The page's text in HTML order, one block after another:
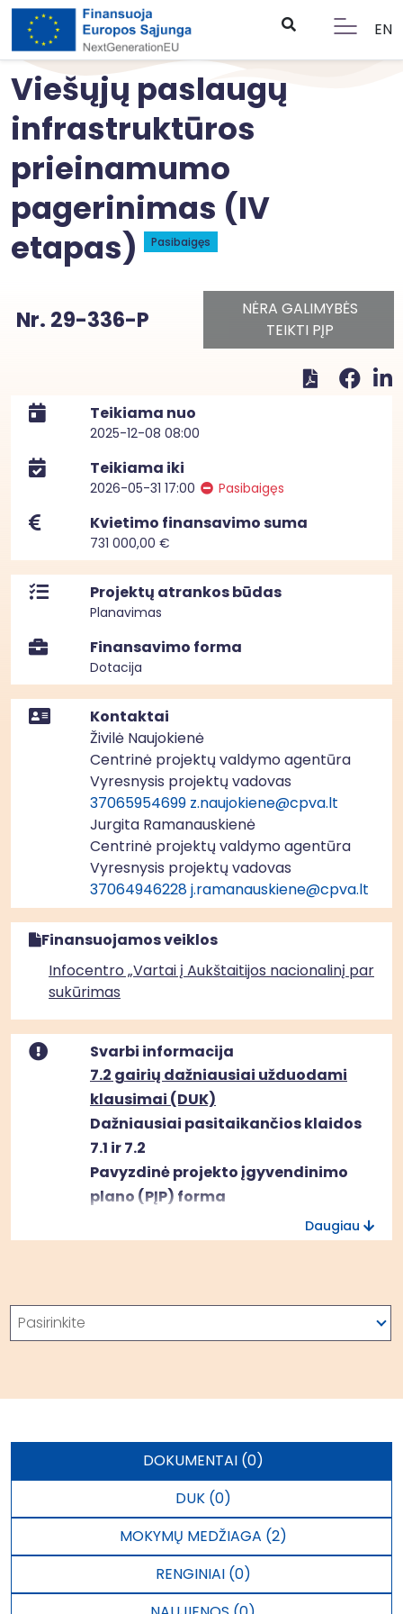
EN
Viešųjų paslaugų
infrastruktūros
prieinamumo
pagerinimas (IV
etapas)
Pasibaigęs
Nr. 29-336-P
NĖRA GALIMYBĖS
TEIKTI PĮP
Teikiama nuo
2025-12-08 08:00
Teikiama iki
2026-05-31 17:00 Pasibaigęs
Kvietimo finansavimo suma
731 000,00 €
Projektų atrankos būdas
Planavimas
Finansavimo forma
Dotacija
Kontaktai
Živilė Naujokienė
Centrinė projektų valdymo agentūra
Vyresnysis projektų vadovas
37065954699 z.naujokiene@cpva.lt
Jurgita Ramanauskienė
Centrinė projektų valdymo agentūra
Vyresnysis projektų vadovas
37064946228j.ramanauskiene@cpva.lt
Finansuojamos veiklos
Infocentro „Vartai į Aukštaitijos nacionalinį parką“
sukūrimas
Svarbi informacija
7.2 gairių dažniausiai užduodami
klausimai (DUK)
Dažniausiai pasitaikančios klaidos
7.1 ir 7.2
Pavyzdinė projekto įgyvendinimo
plano (PĮP) forma
Daugiau
Paieška
Pasirinkite
DOKUMENTAI (0)
DUK (0)
MOKYMŲ MEDŽIAGA (2)
RENGINIAI (0)